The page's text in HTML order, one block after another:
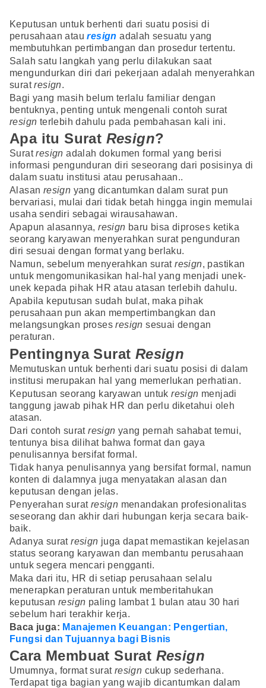
Keputusan untuk berhenti dari suatu posisi di
perusahaan atauresign adalah sesuatu yang
membutuhkan pertimbangan dan prosedur tertentu.
Salah satu langkah yang perlu dilakukan saat
mengundurkan diri dari pekerjaan adalah menyerahkan
suratresign.
Bagi yang masih belum terlalu familiar dengan
bentuknya, penting untuk mengenali contoh surat
resign terlebih dahulu pada pembahasan kali ini.
Apa itu Surat Resign?
Suratresign adalah dokumen formal yang berisi
informasi pengunduran diri seseorang dari posisinya di
dalam suatu institusi atau perusahaan..
Alasan resign yang dicantumkan dalam surat pun
bervariasi, mulai dari tidak betah hingga ingin memulai
usaha sendiri sebagai wirausahawan.
Apapun alasannya,resign baru bisa diproses ketika
seorang karyawan menyerahkan surat pengunduran
diri sesuai dengan format yang berlaku.
Namun, sebelum menyerahkan suratresign, pastikan
untuk mengomunikasikan hal-hal yang menjadi unek-
unek kepada pihak HR atau atasan terlebih dahulu.
Apabila keputusan sudah bulat, maka pihak
perusahaan pun akan mempertimbangkan dan
melangsungkan prosesresign sesuai dengan
peraturan.
Pentingnya Surat Resign
Memutuskan untuk berhenti dari suatu posisi di dalam
institusi merupakan hal yang memerlukan perhatian.
Keputusan seorang karyawan untukresign menjadi
tanggung jawab pihak HR dan perlu diketahui oleh
atasan.
Dari contoh suratresign yang pernah sahabat temui,
tentunya bisa dilihat bahwa format dan gaya
penulisannya bersifat formal.
Tidak hanya penulisannya yang bersifat formal, namun
konten di dalamnya juga menyatakan alasan dan
keputusan dengan jelas.
Penyerahan surat resign menandakan profesionalitas
seseorang dan akhir dari hubungan kerja secara baik-
baik.
Adanya suratresign juga dapat memastikan kejelasan
status seorang karyawan dan membantu perusahaan
untuk segera mencari pengganti.
Maka dari itu, HR di setiap perusahaan selalu
menerapkan peraturan untuk memberitahukan
keputusanresign paling lambat 1 bulan atau 30 hari
sebelum hari terakhir kerja.
Baca juga: Manajemen Keuangan: Pengertian,
Fungsi dan Tujuannya bagi Bisnis
Cara Membuat Surat Resign
Umumnya, format surat resign cukup sederhana.
Terdapat tiga bagian yang wajib dicantumkan dalam